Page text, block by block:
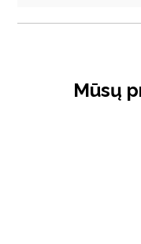
Mūsų